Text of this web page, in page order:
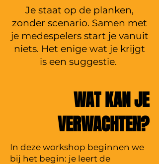
Je staat op de planken,
zonder scenario. Samen met
je medespelers start je vanuit
niets. Het enige wat je krijgt
is een suggestie.
WAT KAN JE
VERWACHTEN?
In deze workshop beginnen we
bij het begin: je leert de